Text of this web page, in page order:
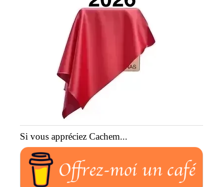
Si vous appréciez Cachem...